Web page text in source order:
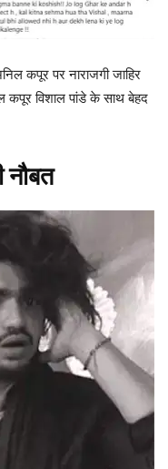
कपूर पर नाराजगी जाहिर
कपूर विशाल पांडे के साथ बेहद
नौबत